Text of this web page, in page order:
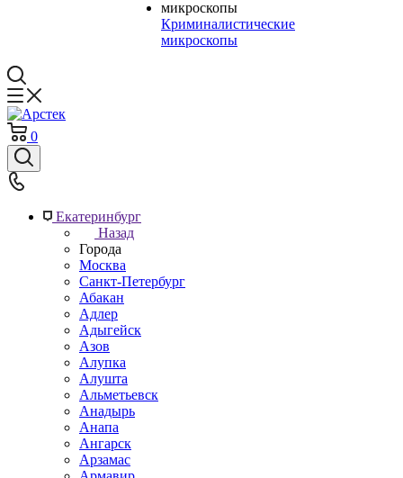
Криминалистические
микроскопы
0
Екатеринбург
Назад
Города
Москва
Санкт-Петербург
Абакан
Адлер
Адыгейск
Азов
Алупка
Алушта
Альметьевск
Анадырь
Анапа
Ангарск
Арзамас